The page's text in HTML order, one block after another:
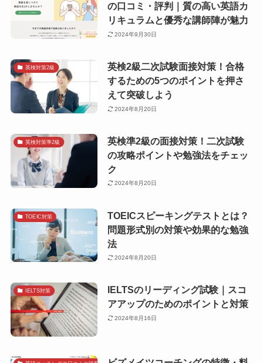
の口コミ・評判｜質の高い英語カ
リキュラムと優秀な講師陣が魅力
2024年9月30日
英検対策2級
英検2級二次試験面接対策！合格
するための5つのポイントを押さ
えて突破しよう
2024年8月20日
英検対策準2級
英検準2級の面接対策！二次試験
の攻略ポイントや勉強法をチェッ
ク
2024年8月20日
TOEIC対策
TOEICスピーキングテストとは？
問題形式別の対策や効果的な勉強
法
2024年8月20日
IELTS対策
IELTSのリーディング試験｜スコ
アアップのためのポイントと対策
2024年8月16日